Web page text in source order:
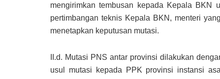
mengirimkan tembusan kepada Kepala BKN
pertimbangan teknis Kepala BKN, menteri
menetapkan keputusan mutasi.
II.d. Mutasi PNS antar provinsi dilakukan
usul mutasi kepada PPK provinsi instansi